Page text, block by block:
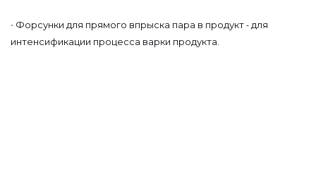
• Форсунки для прямого впрыска пара в продукт - для
интенсификации процесса варки продукта.